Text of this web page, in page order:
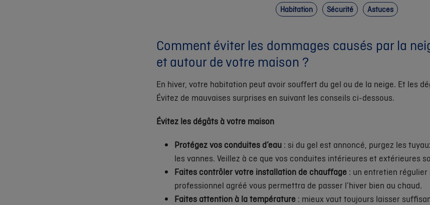
Habitation Sécurité Astuces
Comment éviter les dommages causés par la
et autour de votre maison ?
En hiver, votre habitation peut avoir souffert du gel ou de la neige. Et les
Évitez de mauvaises surprises en suivant les conseils ci-dessous.
Évitez les dégâts à votre maison
Protégez vos conduites d’eau : si du gel est annoncé, purgez les
les vannes. Veillez à ce que vos conduites intérieures et extérieures
Faites contrôler votre installation de chauffage : un entretien régulier
professionnel agréé vous permettra de passer l’hiver bien au chaud.
Faites attention à la température : mieux vaut toujours laisser